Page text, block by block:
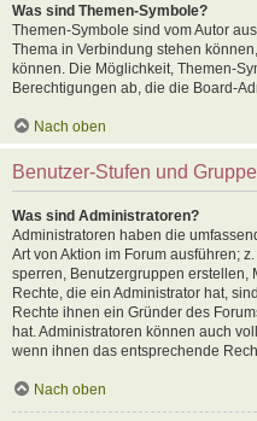
Was sind Themen-Symbole?
Themen-Symbole sind vom Autor
Thema in Verbindung stehen
können. Die Möglichkeit, Themen-
Berechtigungen ab, die die Board-
Nach oben
Benutzer-Stufen und
Was sind Administratoren?
Administratoren haben die
Art von Aktion im Forum ausführen;
sperren, Benutzergruppen erstellen,
Rechte, die ein Administrator hat,
Rechte ihnen ein Gründer des
hat. Administratoren können auch
wenn ihnen das entsprechende
Nach oben